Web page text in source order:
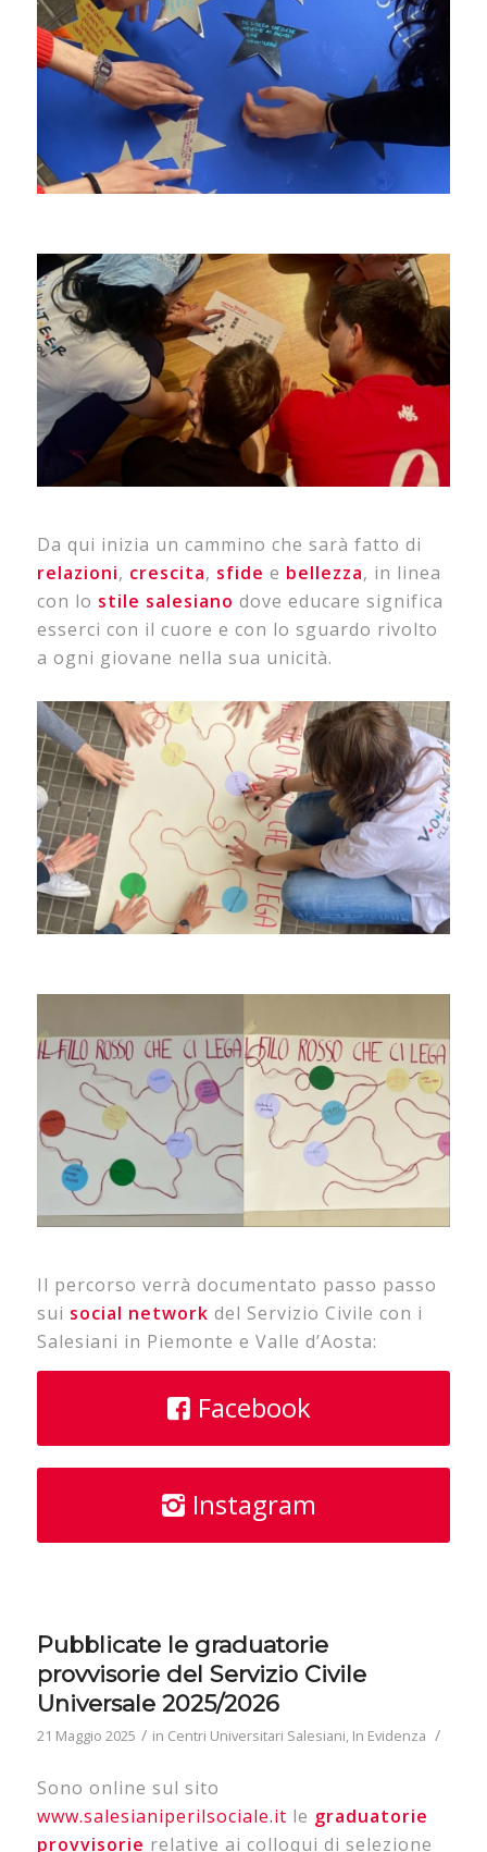
Da qui inizia un cammino che sarà fatto di
relazioni, crescita, sfide e bellezza, in linea
con lo stile salesiano dove educare significa
esserci con il cuore e con lo sguardo rivolto
a ogni giovane nella sua unicità.
Il percorso verrà documentato passo passo
sui social network del Servizio Civile con i
Salesiani in Piemonte e Valle d’Aosta:
Facebook
Instagram
Pubblicate le graduatorie
provvisorie del Servizio Civile
Universale 2025/2026
21 Maggio 2025 / in Centri Universitari Salesiani, In Evidenza /
Sono online sul sito
www.salesianiperilsociale.it le graduatorie
provvisorie relative ai colloqui di selezione